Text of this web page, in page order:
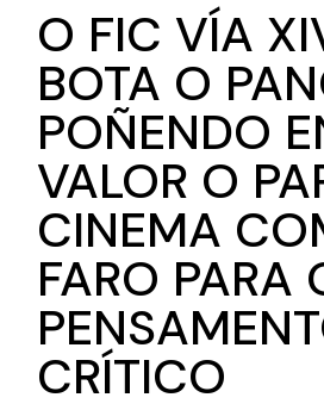
O FIC VÍA
BOTA O
POÑENDO
VALOR O
CINEMA
FARO PARA
CRÍTICO